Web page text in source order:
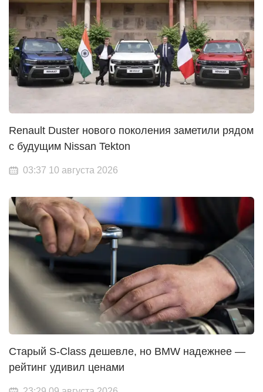
Renault Duster нового поколения заметили рядом
с будущим Nissan Tekton
03:37 10 августа 2026
Старый S-Class дешевле, но BMW надежнее —
рейтинг удивил ценами